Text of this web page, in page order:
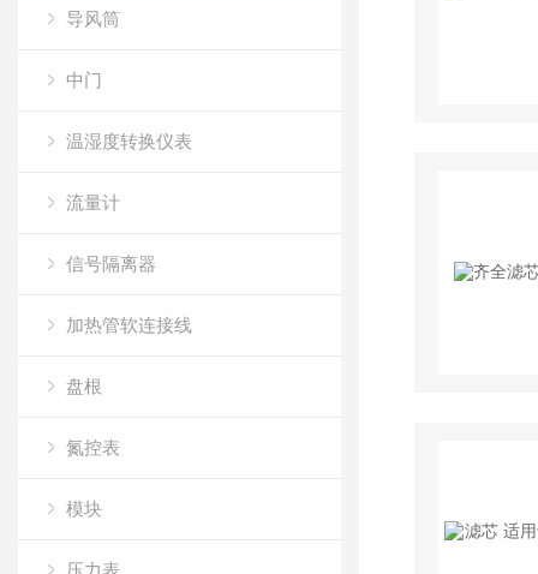
导风筒
中门
温湿度转换仪表
流量计
信号隔离器
加热管软连接线
盘根
氮控表
模块
压力表